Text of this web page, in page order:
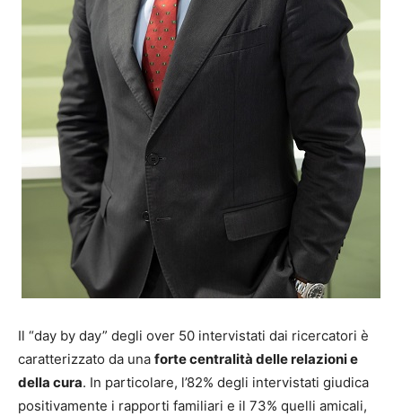
Il “day by day” degli over 50 intervistati dai ricercatori è
caratterizzato da una forte centralità delle relazioni e
della cura. In particolare, l’82% degli intervistati giudica
positivamente i rapporti familiari e il 73% quelli amicali,